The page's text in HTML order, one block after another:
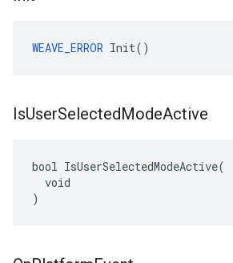
WEAVE_ERROR Init()
IsUserSelectedModeActive
bool IsUserSelectedModeActive(
  void
)